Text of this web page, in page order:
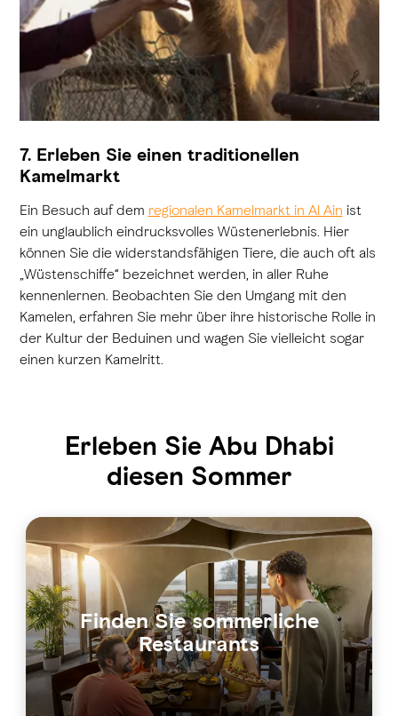
7. Erleben Sie einen traditionellen
Kamelmarkt
Ein Besuch auf dem regionalen Kamelmarkt in Al Ain ist
ein unglaublich eindrucksvolles Wüstenerlebnis. Hier
können Sie die widerstandsfähigen Tiere, die auch oft als
„Wüstenschiffe“ bezeichnet werden, in aller Ruhe
kennenlernen. Beobachten Sie den Umgang mit den
Kamelen, erfahren Sie mehr über ihre historische Rolle in
der Kultur der Beduinen und wagen Sie vielleicht sogar
einen kurzen Kamelritt.
Erleben Sie Abu Dhabi
diesen Sommer
Finden Sie sommerliche
Restaurants